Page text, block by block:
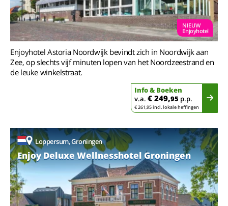
NIEUW
Enjoyhotel
Enjoyhotel Astoria Noordwijk bevindt zich in Noordwijk aan
Zee, op slechts vijf minuten lopen van het Noordzeestrand en
de leuke winkelstraat.
Info & Boeken
v.a. € 249,95 p.p.
€ 261,95 incl. lokale heffingen
Loppersum, Groningen
Enjoy Deluxe Wellnesshotel Groningen